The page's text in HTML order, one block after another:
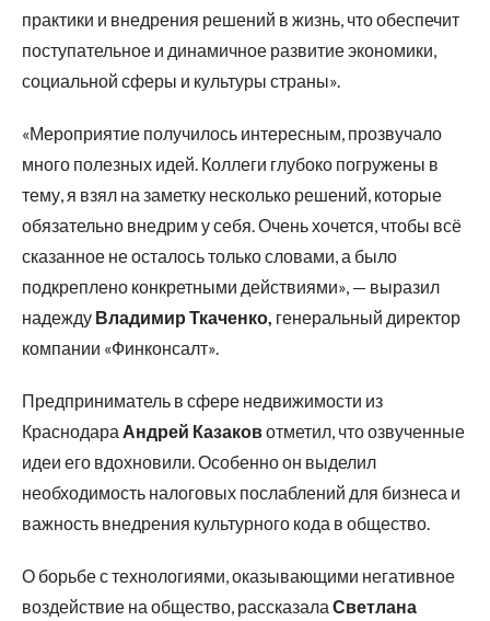
практики и внедрения решений в жизнь, что обеспечит
поступательное и динамичное развитие экономики,
социальной сферы и культуры страны».
«Мероприятие получилось интересным, прозвучало
много полезных идей. Коллеги глубоко погружены в
тему, я взял на заметку несколько решений, которые
обязательно внедрим у себя. Очень хочется, чтобы всё
сказанное не осталось только словами, а было
подкреплено конкретными действиями», — выразил
надежду Владимир Ткаченко, генеральный директор
компании «Финконсалт».
Предприниматель в сфере недвижимости из
Краснодара Андрей Казаковотметил, что озвученные
идеи его вдохновили. Особенно он выделил
необходимость налоговых послаблений для бизнеса и
важность внедрения культурного кода в общество.
О борьбе с технологиями, оказывающими негативное
воздействие на общество, рассказала Светлана